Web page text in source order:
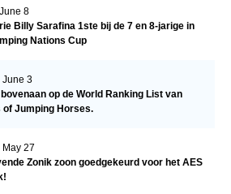
8
Billy Sarafina 1ste bij de 7 en 8-jarige in
Nations Cup
June 3
bovenaan op de World Ranking List van
of Jumping Horses.
May 27
Zonik zoon goedgekeurd voor het AES